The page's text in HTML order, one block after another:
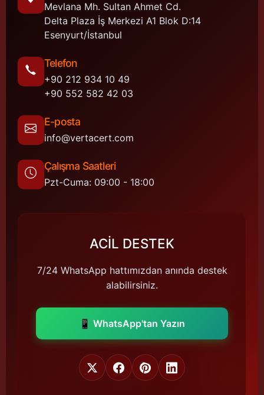
Mevlana Mh. Sultan Ahmet Cd.
Delta Plaza İş Merkezi A1 Blok D:14
Esenyurt/İstanbul
Telefon
+90 212 934 10 49
+90 552 582 42 03
E-posta
info@vertacert.com
Çalışma Saatleri
Pzt-Cuma: 09:00 - 18:00
ACİL DESTEK
7/24 WhatsApp hattımızdan anında destek
alabilirsiniz.
📱 WhatsApp'tan Yazın